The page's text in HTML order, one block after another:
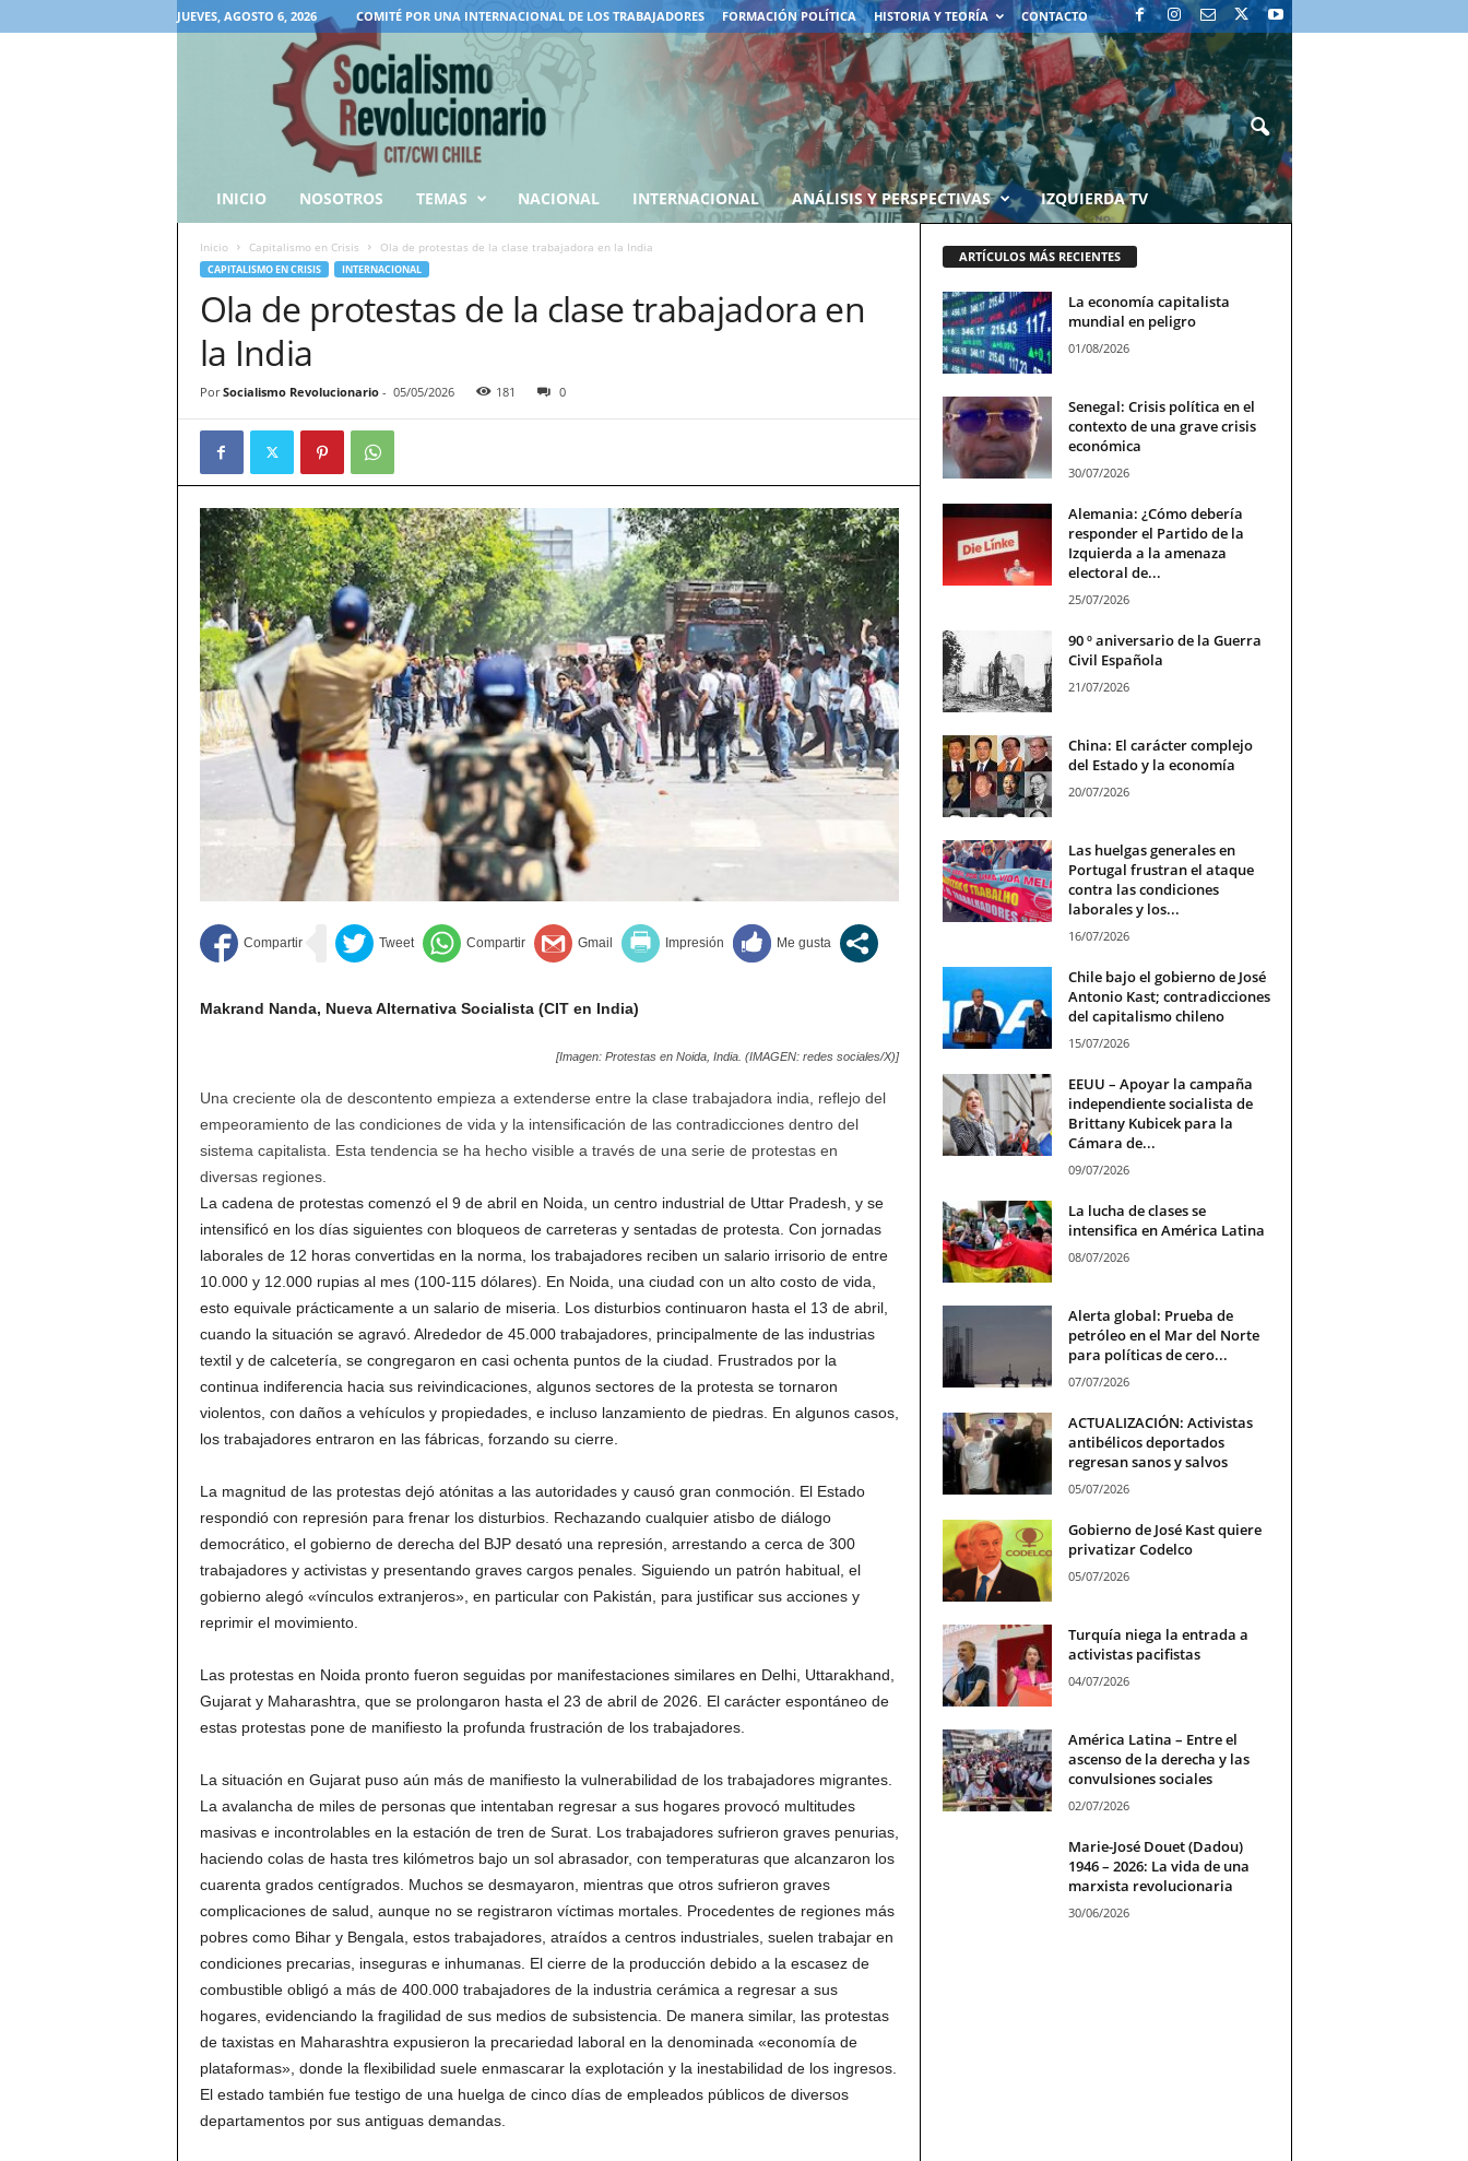
JUEVES, AGOSTO 6, 2026 COMITÉ POR UNA INTERNACIONAL DE LOS TRABAJADORES FORMACIÓN POLÍTICA HISTORIA Y TEORÍA CONTACTO
INICIO NOSOTROS TEMAS NACIONAL INTERNACIONAL ANÁLISIS Y PERSPECTIVAS IZQUIERDA TV
Inicio Capitalismo en Crisis Ola de protestas de la clase trabajadora en la India
CAPITALISMO EN CRISIS INTERNACIONAL
Ola de protestas de la clase trabajadora en
la India
Por Socialismo Revolucionario- 05/05/2026 181 0
Makrand Nanda, Nueva Alternativa Socialista (CIT en India)
[Imagen: Protestas en Noida, India. (IMAGEN: redes sociales/X)]
Una creciente ola de descontento empieza a extenderse entre la clase trabajadora india, reflejo del
empeoramiento de las condiciones de vida y la intensificación de las contradicciones dentro del
sistema capitalista. Esta tendencia se ha hecho visible a través de una serie de protestas en
diversas regiones.
La cadena de protestas comenzó el 9 de abril en Noida, un centro industrial de Uttar Pradesh, y se
intensificó en los días siguientes con bloqueos de carreteras y sentadas de protesta. Con jornadas
laborales de 12 horas convertidas en la norma, los trabajadores reciben un salario irrisorio de entre
10.000 y 12.000 rupias al mes (100-115 dólares). En Noida, una ciudad con un alto costo de vida,
esto equivale prácticamente a un salario de miseria. Los disturbios continuaron hasta el 13 de abril,
cuando la situación se agravó. Alrededor de 45.000 trabajadores, principalmente de las industrias
textil y de calcetería, se congregaron en casi ochenta puntos de la ciudad. Frustrados por la
continua indiferencia hacia sus reivindicaciones, algunos sectores de la protesta se tornaron
violentos, con daños a vehículos y propiedades, e incluso lanzamiento de piedras. En algunos casos,
los trabajadores entraron en las fábricas, forzando su cierre.
La magnitud de las protestas dejó atónitas a las autoridades y causó gran conmoción. El Estado
respondió con represión para frenar los disturbios. Rechazando cualquier atisbo de diálogo
democrático, el gobierno de derecha del BJP desató una represión, arrestando a cerca de 300
trabajadores y activistas y presentando graves cargos penales. Siguiendo un patrón habitual, el
gobierno alegó «vínculos extranjeros», en particular con Pakistán, para justificar sus acciones y
reprimir el movimiento.
Las protestas en Noida pronto fueron seguidas por manifestaciones similares en Delhi, Uttarakhand,
Gujarat y Maharashtra, que se prolongaron hasta el 23 de abril de 2026. El carácter espontáneo de
estas protestas pone de manifiesto la profunda frustración de los trabajadores.
La situación en Gujarat puso aún más de manifiesto la vulnerabilidad de los trabajadores migrantes.
La avalancha de miles de personas que intentaban regresar a sus hogares provocó multitudes
masivas e incontrolables en la estación de tren de Surat. Los trabajadores sufrieron graves penurias,
haciendo colas de hasta tres kilómetros bajo un sol abrasador, con temperaturas que alcanzaron los
cuarenta grados centígrados. Muchos se desmayaron, mientras que otros sufrieron graves
complicaciones de salud, aunque no se registraron víctimas mortales. Procedentes de regiones más
pobres como Bihar y Bengala, estos trabajadores, atraídos a centros industriales, suelen trabajar en
condiciones precarias, inseguras e inhumanas. El cierre de la producción debido a la escasez de
combustible obligó a más de 400.000 trabajadores de la industria cerámica a regresar a sus
hogares, evidenciando la fragilidad de sus medios de subsistencia. De manera similar, las protestas
de taxistas en Maharashtra expusieron la precariedad laboral en la denominada «economía de
plataformas», donde la flexibilidad suele enmascarar la explotación y la inestabilidad de los ingresos.
El estado también fue testigo de una huelga de cinco días de empleados públicos de diversos
departamentos por sus antiguas demandas.
ARTÍCULOS MÁS RECIENTES
La economía capitalista
mundial en peligro
01/08/2026
Senegal: Crisis política en el
contexto de una grave crisis
económica
30/07/2026
Alemania: ¿Cómo debería
responder el Partido de la
Izquierda a la amenaza
electoral de...
25/07/2026
90 º aniversario de la Guerra
Civil Española
21/07/2026
China: El carácter complejo
del Estado y la economía
20/07/2026
Las huelgas generales en
Portugal frustran el ataque
contra las condiciones
laborales y los...
16/07/2026
Chile bajo el gobierno de José
Antonio Kast; contradicciones
del capitalismo chileno
15/07/2026
EEUU – Apoyar la campaña
independiente socialista de
Brittany Kubicek para la
Cámara de...
09/07/2026
La lucha de clases se
intensifica en América Latina
08/07/2026
Alerta global: Prueba de
petróleo en el Mar del Norte
para políticas de cero...
07/07/2026
ACTUALIZACIÓN: Activistas
antibélicos deportados
regresan sanos y salvos
05/07/2026
Gobierno de José Kast quiere
privatizar Codelco
05/07/2026
Turquía niega la entrada a
activistas pacifistas
04/07/2026
América Latina – Entre el
ascenso de la derecha y las
convulsiones sociales
02/07/2026
Marie-José Douet (Dadou)
1946 – 2026: La vida de una
marxista revolucionaria
30/06/2026